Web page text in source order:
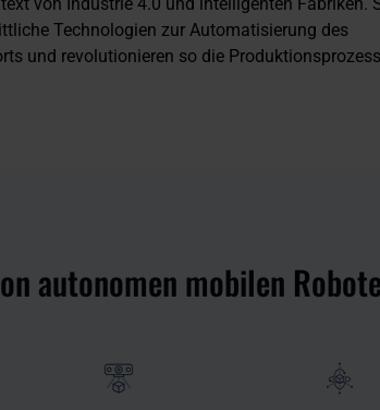
von Industrie 4.0 und intelligenten Fabriken.
Technologien zur Automatisierung des
und revolutionieren so die
autonomen mobilen